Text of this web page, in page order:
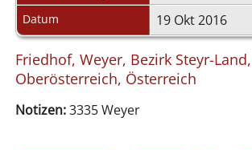
Datum 19 Okt 2016
Friedhof, Weyer, Bezirk Steyr-Land,
Oberösterreich, Österreich
Notizen:3335 Weyer